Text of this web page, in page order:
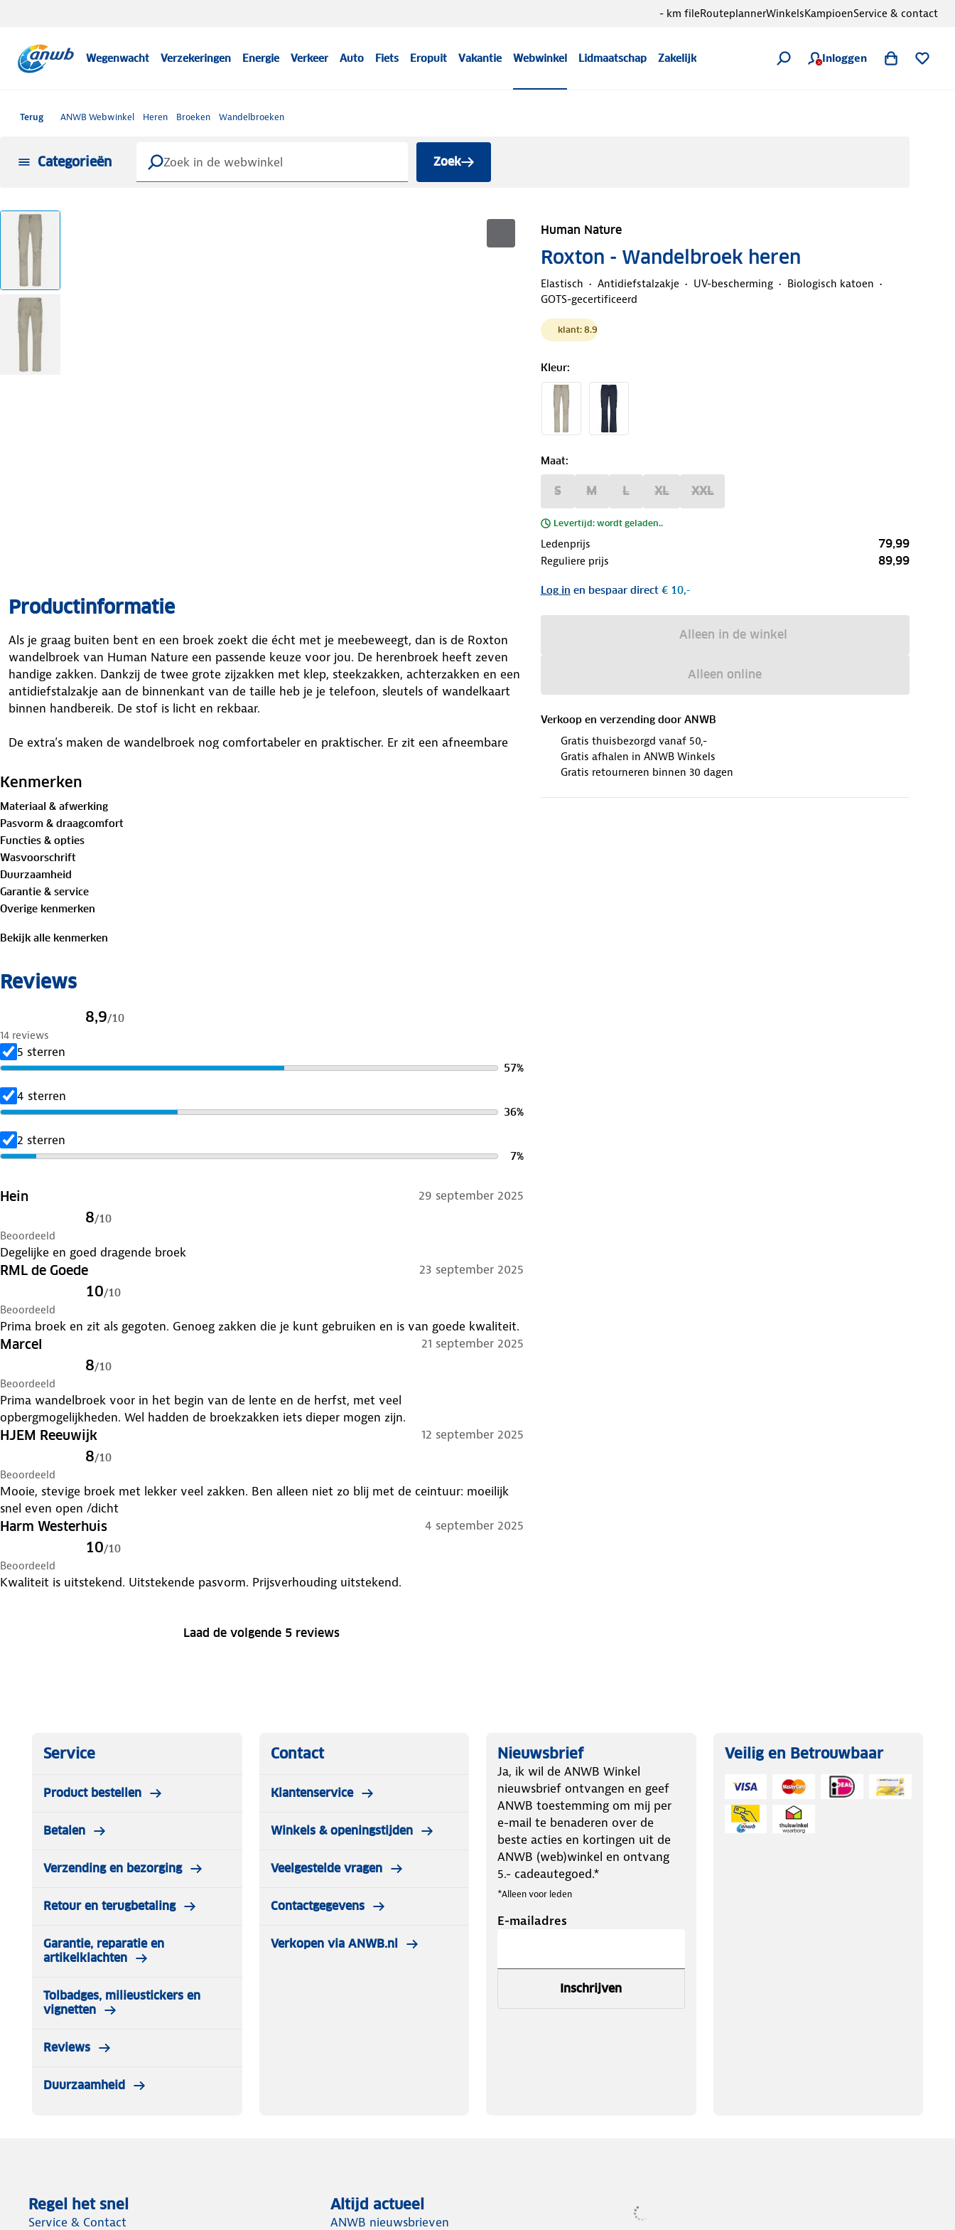
Wegenwacht Verzekeringen Energie Verkeer Auto Fiets Eropuit Vakantie Webwinkel Lidmaatschap Zakelijk Inloggen
- km fileRouteplannerWinkelsKampioenService & contact
Terug ANWB Webwinkel Heren Broeken Wandelbroeken
Categorieën Zoek
Human Nature
Roxton - Wandelbroek heren
Elastisch Antidiefstalzakje UV-bescherming
Biologisch katoen
GOTS-gecertificeerd
klant: 8.9
Kleur:
Maat:
S M L XL XXL
Levertijd: wordt geladen..
Ledenprijs 79,99
Reguliere prijs 89,99
Log in en bespaar direct€ 10,-
Alleen in de winkel
Alleen online
Verkoop en verzending door ANWB
Gratis thuisbezorgd vanaf 50,-
Gratis afhalen in ANWB Winkels
Gratis retourneren binnen 30 dagen
Productinformatie
Als je graag buiten bent en een broek zoekt die écht met je meebeweegt, dan is de Roxton
wandelbroek van Human Nature een passende keuze voor jou. De herenbroek heeft zeven
handige zakken. Dankzij de twee grote zijzakken met klep, steekzakken, achterzakken en een
antidiefstalzakje aan de binnenkant van de taille heb je je telefoon, sleutels of wandelkaart
binnen handbereik. De stof is licht en rekbaar.
De extra’s maken de wandelbroek nog comfortabeler en praktischer. Er zit een afneembare
broekzakreflectie, wat jouw veiligheid ten goede komt. De wandelbroek is
norm voor biologische vezels. Kies jij voor de beige of navy-variant?
Materiaal
98%biologisch katoen
Voering: 100% katoen
Is je kleding aan vervanging toe? Lever het in bij onze winkels. Wij geven er een nieuwe
bestemming aan.
Kenmerken
Materiaal & afwerking
Pasvorm & draagcomfort
Functies & opties
Wasvoorschrift
Duurzaamheid
Garantie & service
Overige kenmerken
Bekijk alle kenmerken
Reviews
8,9/10
14 reviews
5 sterren
57%
4 sterren
36%
2 sterren
7%
Hein 29 september 2025
8/10
Beoordeeld
Degelijke en goed dragende broek
RML de Goede 23 september 2025
10/10
Beoordeeld
Prima broek en zit als gegoten. Genoeg zakken die je kunt gebruiken en is van goede kwaliteit.
Marcel 21 september 2025
8/10
Beoordeeld
Prima wandelbroek voor in het begin van de lente en de herfst, met veel
opbergmogelijkheden. Wel hadden de broekzakken iets dieper mogen zijn.
HJEM Reeuwijk 12 september 2025
8/10
Beoordeeld
Mooie, stevige broek met lekker veel zakken. Ben alleen niet zo blij met de ceintuur: moeilijk
snel even open /dicht
Harm Westerhuis 4 september 2025
10/10
Beoordeeld
Kwaliteit is uitstekend. Uitstekende pasvorm. Prijsverhouding uitstekend.
Laad de volgende 5 reviews
Service
Product bestellen
Betalen
Verzending en bezorging
Retour en terugbetaling
Garantie, reparatie en
artikelklachten
Tolbadges, milieustickers en
vignetten
Reviews
Duurzaamheid
Contact
Klantenservice
Winkels & openingstijden
Veelgestelde vragen
Contactgegevens
Verkopen via ANWB.nl
Nieuwsbrief
Ja, ik wil de ANWB Winkel
nieuwsbrief ontvangen en geef
ANWB toestemming om mij per
e-mail te benaderen over de
beste acties en kortingen uit de
ANWB (web)winkel en ontvang
5.- cadeautegoed.*
*Alleen voor leden
E-mailadres
Inschrijven
Veilig en Betrouwbaar
Regel het snel
Service & Contact
Altijd actueel
ANWB nieuwsbrieven